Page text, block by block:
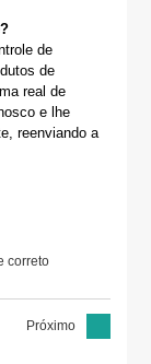
de
de
real de
e lhe
reenviando a
correto
Próximo